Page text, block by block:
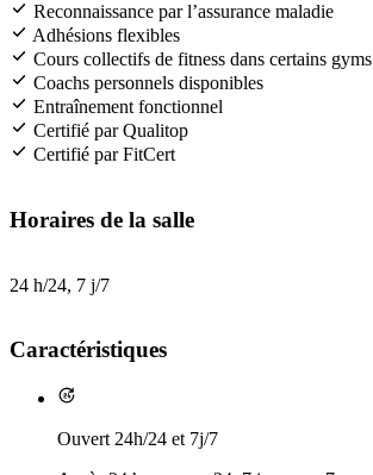
Reconnaissance par l’assurance maladie
Adhésions flexibles
Cours collectifs de fitness dans certains gyms
Coachs personnels disponibles
Entraînement fonctionnel
Certifié par Qualitop
Certifié par FitCert
Horaires de la salle
24 h/24, 7 j/7
Caractéristiques
Ouvert 24h/24 et 7j/7